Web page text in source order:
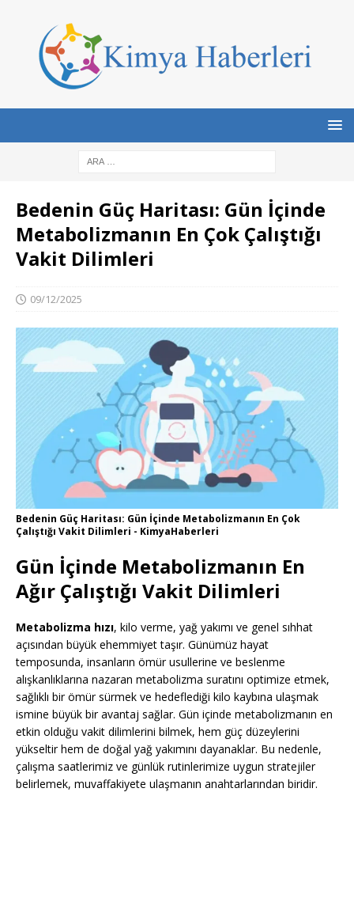
Bedenin Güç Haritası: Gün İçinde
Metabolizmanın En Çok Çalıştığı
Vakit Dilimleri
09/12/2025
Bedenin Güç Haritası: Gün İçinde Metabolizmanın En Çok
Çalıştığı Vakit Dilimleri - KimyaHaberleri
Gün İçinde Metabolizmanın En
Ağır Çalıştığı Vakit Dilimleri
Metabolizma hızı, kilo verme, yağ yakımı ve genel sıhhat
açısından büyük ehemmiyet taşır. Günümüz hayat
temposunda, insanların ömür usullerine ve beslenme
alışkanlıklarına nazaran metabolizma suratını optimize etmek,
sağlıklı bir ömür sürmek ve hedeflediği kilo kaybına ulaşmak
ismine büyük bir avantaj sağlar. Gün içinde metabolizmanın en
etkin olduğu vakit dilimlerini bilmek, hem güç düzeylerini
yükseltir hem de doğal yağ yakımını dayanaklar. Bu nedenle,
çalışma saatlerimiz ve günlük rutinlerimize uygun stratejiler
belirlemek, muvaffakiyete ulaşmanın anahtarlarından biridir.